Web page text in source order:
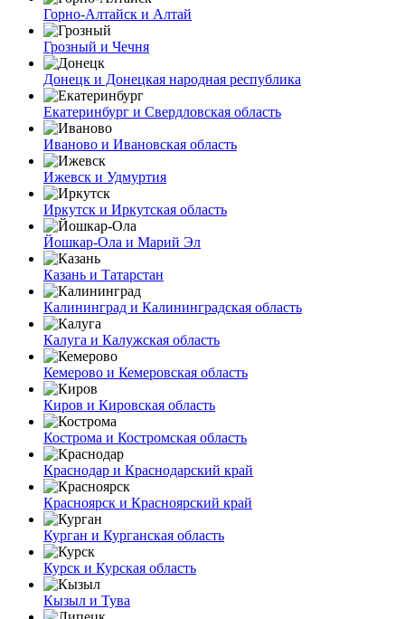
Горно-Алтайск и Алтай
Грозный и Чечня
Донецк и Донецкая народная республика
Екатеринбург и Свердловская область
Иваново и Ивановская область
Ижевск и Удмуртия
Иркутск и Иркутская область
Йошкар-Ола и Марий Эл
Казань и Татарстан
Калининград и Калининградская область
Калуга и Калужская область
Кемерово и Кемеровская область
Киров и Кировская область
Кострома и Костромская область
Краснодар и Краснодарский край
Красноярск и Красноярский край
Курган и Курганская область
Курск и Курская область
Кызыл и Тува